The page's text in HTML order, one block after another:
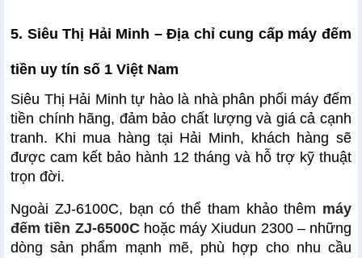
5. Siêu Thị Hải Minh – Địa chỉ cung cấp máy đếm
tiền uy tín số 1 Việt Nam
Siêu Thị Hải Minh tự hào là nhà phân phối máy đếm
tiền chính hãng, đảm bảo chất lượng và giá cả cạnh
tranh. Khi mua hàng tại Hải Minh, khách hàng sẽ
được cam kết bảo hành 12 tháng và hỗ trợ kỹ thuật
trọn đời.
Ngoài ZJ-6100C, bạn có thể tham khảo thêm máy
đếm tiền ZJ-6500C hoặc máy Xiudun 2300 – những
dòng sản phẩm mạnh mẽ, phù hợp cho nhu cầu